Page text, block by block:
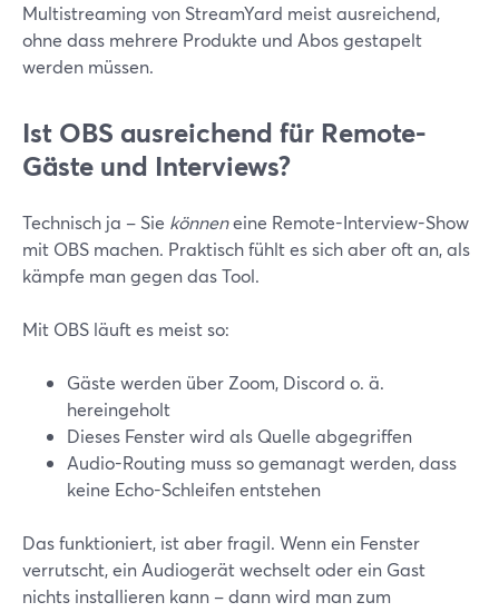
Multistreaming von StreamYard meist ausreichend,
ohne dass mehrere Produkte und Abos gestapelt
werden müssen.
Ist OBS ausreichend für Remote-
Gäste und Interviews?
Technisch ja – Sie könneneine Remote-Interview-Show
mit OBS machen. Praktisch fühlt es sich aber oft an, als
kämpfe man gegen das Tool.
Mit OBS läuft es meist so:
Gäste werden über Zoom, Discord o. ä.
hereingeholt
Dieses Fenster wird als Quelle abgegriffen
Audio-Routing muss so gemanagt werden, dass
keine Echo-Schleifen entstehen
Das funktioniert, ist aber fragil. Wenn ein Fenster
verrutscht, ein Audiogerät wechselt oder ein Gast
nichts installieren kann – dann wird man zum